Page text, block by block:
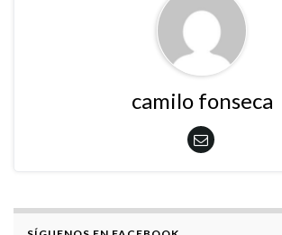
camilo fonseca